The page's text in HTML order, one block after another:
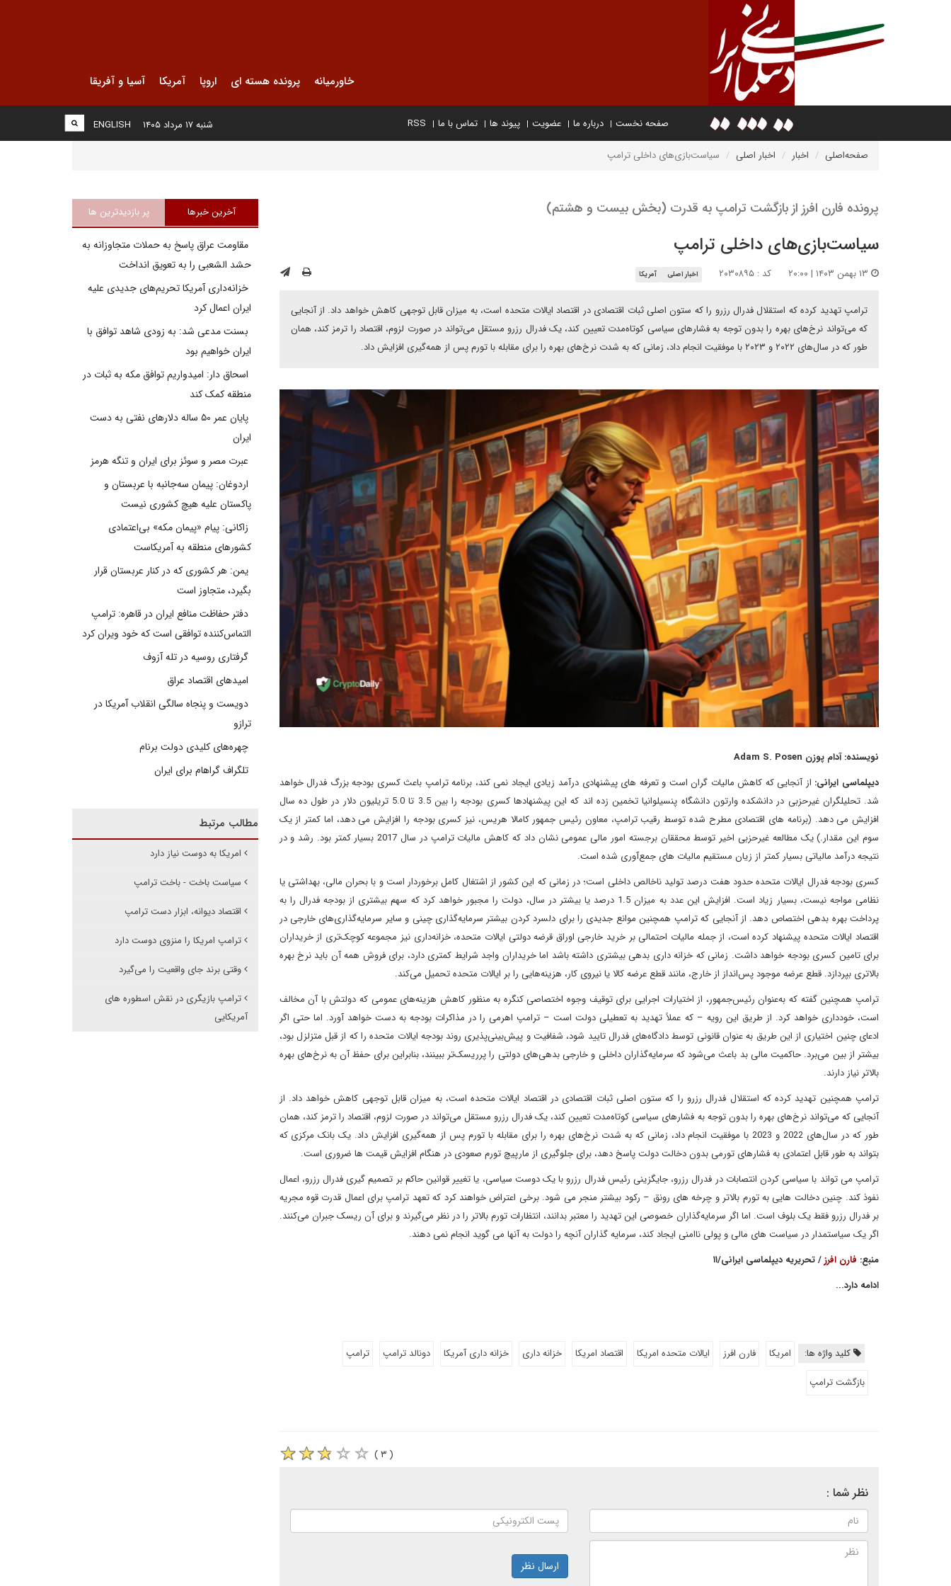
خاورمیانه پرونده هسته ای اروپا آمریکا آسیا و آفریقا
صفحه نخست درباره ما عضویت پیوند ها تماس با ما RSS
ENGLISH شنبه ۱۷ مرداد ۱۴۰۵
صفحه‌اصلی اخبار اخبار اصلی سیاست‌بازی‌های داخلی ترامپ
پرونده فارن افرز از بازگشت ترامپ به قدرت (بخش بیست و هشتم)
سیاست‌بازی‌های داخلی ترامپ
کد : ۲۰۳۰۸۹۵ اخبار اصلی آمریکا
ترامپ تهدید کرده که استقلال فدرال رزرو را که ستون اصلی ثبات اقتصادی در اقتصاد ایالات متحده است، به میزان قابل توجهی کاهش خواهد داد. از آنجایی
که می‌تواند نرخ‌های بهره را بدون توجه به فشارهای سیاسی کوتاه‌مدت تعیین کند، یک فدرال رزرو مستقل می‌تواند در صورت لزوم، اقتصاد را ترمز کند، همان
طور که در سال‌های ۲۰۲۲ و ۲۰۲۳ با موفقیت انجام داد، زمانی که به شدت نرخ‌های بهره را برای مقابله با تورم پس از همه‌گیری افزایش داد.
نویسنده: آدام پوزن Adam S. Posen
دیپلماسی ایرانی: از آنجایی که کاهش مالیات گران است و تعرفه های پیشنهادی درآمد زیادی ایجاد نمی کند، برنامه ترامپ باعث کسری بودجه بزرگ فدرال خواهد
شد. تحلیلگران غیرحزبی در دانشکده وارتون دانشگاه پنسیلوانیا تخمین زده اند که این پیشنهادها کسری بودجه را بین 3.5 تا 5.0 تریلیون دلار در طول ده سال
افزایش می دهد. (برنامه های اقتصادی مطرح شده توسط رقیب ترامپ، معاون رئیس جمهور کامالا هریس، نیز کسری بودجه را افزایش می دهد، اما کمتر از یک
سوم این مقدار.) یک مطالعه غیرحزبی اخیر توسط محققان برجسته امور مالی عمومی نشان داد که کاهش مالیات ترامپ در سال 2017 بسیار کمتر بود. رشد و در
نتیجه درآمد مالیاتی بسیار کمتر از زیان مستقیم مالیات های جمع‌آوری شده است.
کسری بودجه فدرال ایالات متحده حدود هفت درصد تولید ناخالص داخلی است؛ در زمانی که این کشور از اشتغال کامل برخوردار است و با بحران مالی، بهداشتی یا
نظامی مواجه نیست، بسیار زیاد است. افزایش این عدد به میزان 1.5 درصد یا بیشتر در سال، دولت را مجبور خواهد کرد که سهم بیشتری از بودجه فدرال را به
پرداخت بهره بدهی اختصاص دهد. از آنجایی که ترامپ همچنین موانع جدیدی را برای دلسرد کردن بیشتر سرمایه‌گذاری چینی و سایر سرمایه‌گذاری‌های خارجی در
اقتصاد ایالات متحده پیشنهاد کرده است، از جمله مالیات احتمالی بر خرید خارجی اوراق قرضه دولتی ایالات متحده، خزانه‌داری نیز مجموعه کوچک‌تری از خریداران
برای تامین کسری بودجه خواهد داشت. زمانی که خزانه داری بدهی بیشتری داشته باشد اما خریداران واجد شرایط کمتری دارد، برای فروش همه آن باید نرخ بهره
بالاتری بپردازد. قطع عرضه موجود پس‌انداز از خارج، مانند قطع عرضه کالا یا نیروی کار، هزینه‌هایی را بر ایالات متحده تحمیل می‌کند.
ترامپ همچنین گفته که به‌عنوان رئیس‌جمهور، از اختیارات اجرایی برای توقیف وجوه اختصاصی کنگره به منظور کاهش هزینه‌های عمومی که دولتش با آن مخالف
است، خودداری خواهد کرد. از طریق این رویه – که عملاً تهدید به تعطیلی دولت است – ترامپ اهرمی را در مذاکرات بودجه به دست خواهد آورد. اما حتی اگر
ادعای چنین اختیاری از این طریق به عنوان قانونی توسط دادگاه‌های فدرال تایید شود، شفافیت و پیش‌بینی‌پذیری روند بودجه ایالات متحده را که از قبل متزلزل بود،
بیشتر از بین می‌برد. حاکمیت مالی بد باعث می‌شود که سرمایه‌گذاران داخلی و خارجی بدهی‌های دولتی را پرریسک‌تر ببینند، بنابراین برای حفظ آن به نرخ‌های بهره
بالاتر نیاز دارند.
ترامپ همچنین تهدید کرده که استقلال فدرال رزرو را که ستون اصلی ثبات اقتصادی در اقتصاد ایالات متحده است، به میزان قابل توجهی کاهش خواهد داد. از
آنجایی که می‌تواند نرخ‌های بهره را بدون توجه به فشارهای سیاسی کوتاه‌مدت تعیین کند، یک فدرال رزرو مستقل می‌تواند در صورت لزوم، اقتصاد را ترمز کند، همان
طور که در سال‌های 2022 و 2023 با موفقیت انجام داد، زمانی که به شدت نرخ‌های بهره را برای مقابله با تورم پس از همه‌گیری افزایش داد. یک بانک مرکزی که
بتواند به طور قابل اعتمادی به فشارهای تورمی بدون دخالت دولت پاسخ دهد، برای جلوگیری از مارپیچ تورم صعودی در هنگام افزایش قیمت ها ضروری است.
ترامپ می تواند با سیاسی کردن انتصابات در فدرال رزرو، جایگزینی رئیس فدرال رزرو با یک دوست سیاسی، یا تغییر قوانین حاکم بر تصمیم گیری فدرال رزرو، اعمال
نفوذ کند. چنین دخالت هایی به تورم بالاتر و چرخه های رونق – رکود بیشتر منجر می شود. برخی اعتراض خواهند کرد که تعهد ترامپ برای اعمال قدرت قوه مجریه
بر فدرال رزرو فقط یک بلوف است. اما اگر سرمایه‌گذاران خصوصی این تهدید را معتبر بدانند، انتظارات تورم بالاتر را در نظر می‌گیرند و برای آن ریسک جبران می‌کنند.
اگر یک سیاستمدار در سیاست های مالی و پولی ناامنی ایجاد کند، سرمایه گذاران آنچه را دولت به آنها می گوید انجام نمی دهند.
منبع: فارن افرز/ تحریریه دیپلماسی ایرانی/۱۱
ادامه دارد...
کلید واژه ها: امریکا فارن افرز ایالات متحده امریکا اقتصاد امریکا خزانه داری خزانه داری آمریکا دونالد ترامپ
ترامپ
بازگشت ترامپ
( ۳ )
نظر شما :
ارسال نظر
آخرین خبرها پر بازدیدترین ها
مقاومت عراق پاسخ به حملات متجاوزانه به
حشد الشعبی را به تعویق انداخت
خزانه‌داری آمریکا تحریم‌های جدیدی علیه
ایران اعمال کرد
بسنت مدعی شد: به زودی شاهد توافق با
ایران خواهیم بود
اسحاق دار: امیدواریم توافق مکه به ثبات در
منطقه کمک کند
پایان عمر ۵۰ ساله دلارهای نفتی به دست
ایران
عبرت مصر و سوئز برای ایران و تنگه هرمز
اردوغان: پیمان سه‌جانبه با عربستان و
پاکستان علیه هیچ کشوری نیست
زاکانی: پیام «پیمان مکه» بی‌اعتمادی
کشورهای منطقه به آمریکاست
یمن: هر کشوری که در کنار عربستان قرار
بگیرد، متجاوز است
دفتر حفاظت منافع ایران در قاهره: ترامپ
التماس‌کننده توافقی است که خود ویران کرد
گرفتاری روسیه در تله آزوف
امیدهای اقتصاد عراق
دویست و پنجاه سالگی انقلاب آمریکا در
ترازو
چهره‌های کلیدی دولت برنام
تلگراف گراهام برای ایران
مطالب مرتبط
امریکا به دوست نیاز دارد
سیاست باخت - باخت ترامپ
اقتصاد دیوانه، ابزار دست ترامپ
ترامپ امریکا را منزوی دوست دارد
وقتی برند جای واقعیت را می‌گیرد
ترامپ بازیگری در نقش اسطوره های
آمریکایی